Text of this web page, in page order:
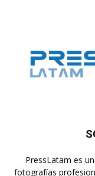
PressLatam es
fotografías